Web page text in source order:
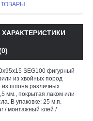
ХАРАКТЕРИСТИКИ
SEG100 фигурный
из хвойных пород
из шпона различных
мм., покрытая лаком или
В упаковке: 25 м.п.
/ монтажный клей /